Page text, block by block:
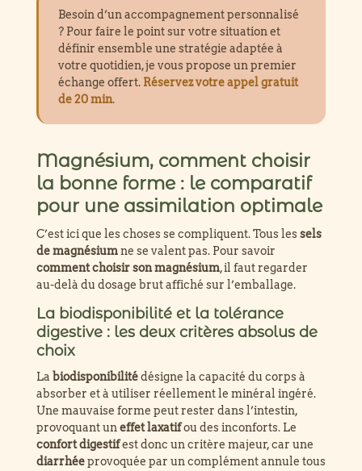
Besoin d’un accompagnement personnalisé
? Pour faire le point sur votre situation et
définir ensemble une stratégie adaptée à
votre quotidien, je vous propose un premier
échange offert. Réservez votre appel gratuit
de 20 min.
Magnésium, comment choisir
la bonne forme : le comparatif
pour une assimilation optimale
C’est ici que les choses se compliquent. Tous lessels
de magnésiumne se valent pas. Pour savoir
comment choisir son magnésium, il faut regarder
au-delà du dosage brut affiché sur l’emballage.
La biodisponibilité et la tolérance
digestive : les deux critères absolus de
choix
La biodisponibilitédésigne la capacité du corps à
absorber et à utiliser réellement le minéral ingéré.
Une mauvaise forme peut rester dans l’intestin,
provoquant uneffet laxatifou des inconforts. Le
confort digestifest donc un critère majeur, car une
diarrhéeprovoquée par un complément annule tous